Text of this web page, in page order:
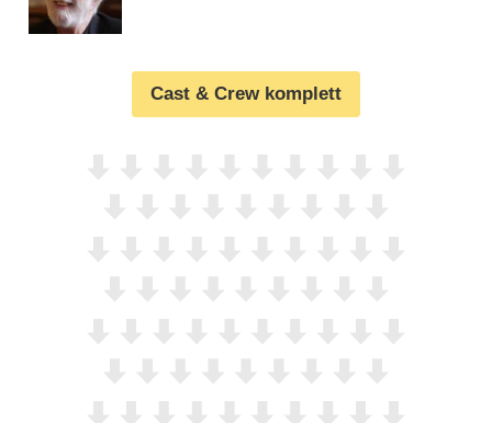
Cast & Crew komplett